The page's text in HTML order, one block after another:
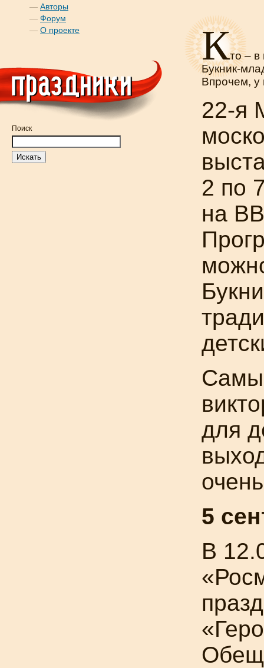
— Авторы
— Форум
— О проекте
Поиск
Кто – в
Букник-
Впрочем, у
22-я
2 по
на
для
5
В